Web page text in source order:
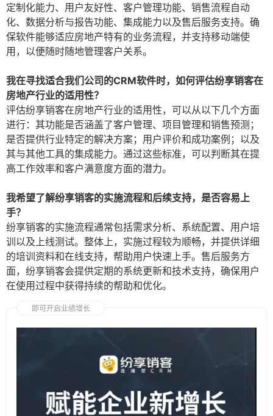
定制化能力、用户友好性、客户管理功能、销售流程自动
化、数据分析与报告功能、集成能力以及售后服务支持。确
保软件能够适应房地产特有的业务流程，并支持移动端使
用，以便随时随地管理客户关系。
我在寻找适合我们公司的CRM软件时，如何评估纷享销客在
房地产行业的适用性？
评估纷享销客在房地产行业的适用性，可以从以下几个方面
进行：其功能是否涵盖了客户管理、项目管理和销售预测；
是否提供行业特定的解决方案；用户评价和成功案例；以及
其与其他工具的集成能力。通过这些标准，可以判断其在提
高工作效率和客户满意度方面的潜力。
我希望了解纷享销客的实施流程和后续支持，是否容易上
手？
纷享销客的实施流程通常包括需求分析、系统配置、用户培
训以及上线测试。整体上，实施过程较为顺畅，并提供详细
的培训资料和在线支持，帮助用户快速上手。售后服务方
面，纷享销客会提供定期的系统更新和技术支持，确保用户
在使用过程中获得持续的帮助和优化。
即可开启业绩增长